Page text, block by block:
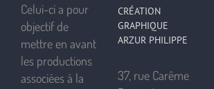
Celui-ci a pour
objectif de
mettre en avant
les productions
associées à la
CRÉATION
GRAPHIQUE
ARZUR PHILIPPE
37, rue Carême